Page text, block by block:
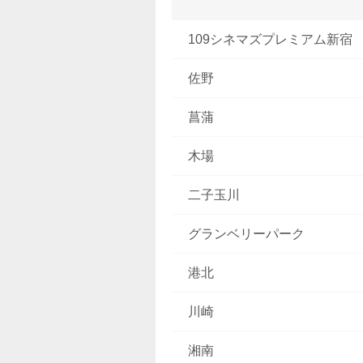
109シネマズプレミアム新宿
佐野
菖蒲
木場
二子玉川
グランベリーパーク
港北
川崎
湘南